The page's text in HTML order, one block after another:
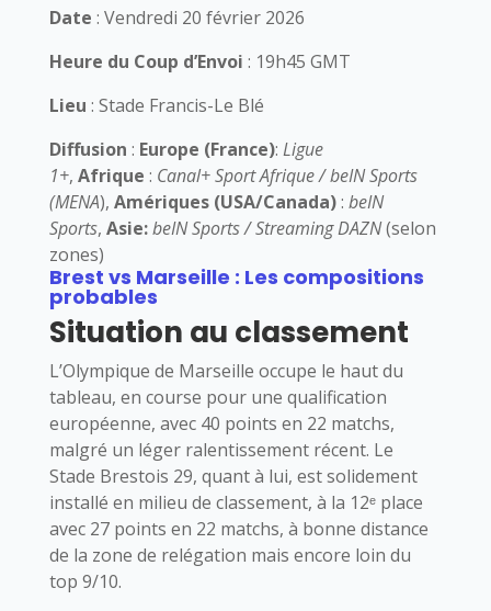
Date : Vendredi 20 février 2026
Heure du Coup d’Envoi : 19h45 GMT
Lieu : Stade Francis-Le Blé
Diffusion : Europe (France): Ligue
1+, Afrique : Canal+ Sport Afrique / beIN Sports
(MENA), Amériques (USA/Canada): beIN
Sports, Asie:beIN Sports / Streaming DAZN(selon
zones)
Brest vs Marseille : Les compositions
probables
Situation au classement
L’Olympique de Marseille occupe le haut du
tableau, en course pour une qualification
européenne, avec 40 points en 22 matchs,
malgré un léger ralentissement récent. Le
Stade Brestois 29, quant à lui, est solidement
installé en milieu de classement, à la 12ᵉ place
avec 27 points en 22 matchs, à bonne distance
de la zone de relégation mais encore loin du
top 9/10.